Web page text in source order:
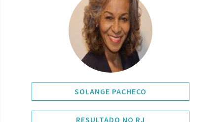
SOLANGE PACHECO
RESULTADO NO RJ